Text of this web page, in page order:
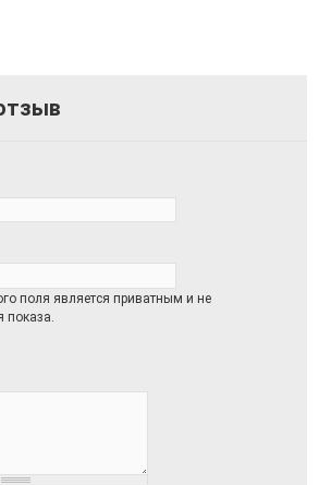
поля является приватным и не
показа.